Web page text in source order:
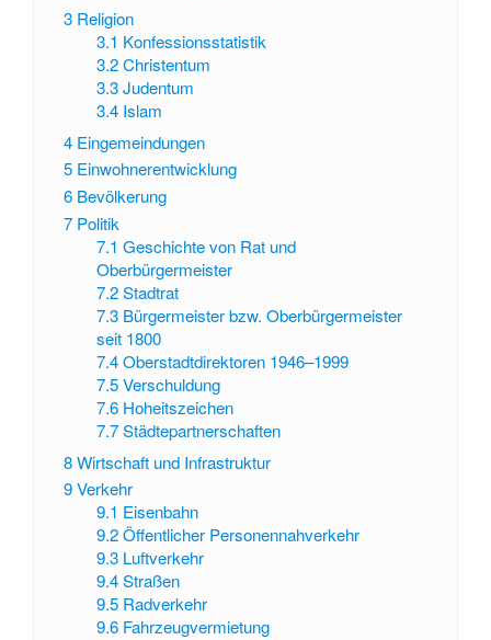
3 Religion
3.1 Konfessionsstatistik
3.2 Christentum
3.3 Judentum
3.4 Islam
4 Eingemeindungen
5 Einwohnerentwicklung
6 Bevölkerung
7 Politik
7.1 Geschichte von Rat und
Oberbürgermeister
7.2 Stadtrat
7.3 Bürgermeister bzw. Oberbürgermeister
seit 1800
7.4 Oberstadtdirektoren 1946–1999
7.5 Verschuldung
7.6 Hoheitszeichen
7.7 Städtepartnerschaften
8Wirtschaft und Infrastruktur
9Verkehr
9.1 Eisenbahn
9.2 Öffentlicher Personennahverkehr
9.3 Luftverkehr
9.4 Straßen
9.5 Radverkehr
9.6 Fahrzeugvermietung